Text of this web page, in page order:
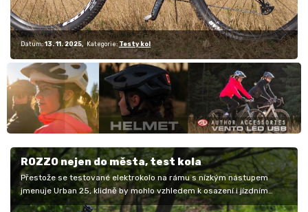
Datum: 13. 11. 2025 Kategorie: Testy kol
ROZZO nejen do města, test kola
Přestože se testované elektrokolo na rámu s nízkým nástupem
jmenuje Urban 25, klidně by mohlo vzhledem k osazení i jízdním
vlastnostem být…